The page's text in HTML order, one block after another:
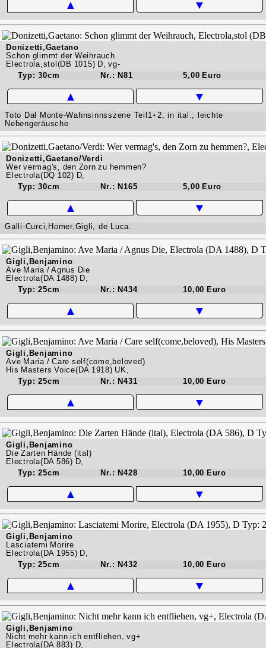
▲ ▼
Donizetti,Gaetano
Schon glimmt der Weihrauch
Electrola,stol(DB 1015) D, vg-
Typ: 30cm
Nr.: N81 5,00 Euro
▲ ▼
Toto Dal Monte-Wahnsinnsszene Teil1+2, in ital., leichte
Nebengeräusche
Donizetti,Gaetano/Verdi
Wer vermag's, den Zorn zu hemmen?
Electrola(DQ 102) D,
Typ: 30cm
Nr.: N165 5,00 Euro
▲ ▼
Galli-Curci,Homer,Gigli, de Luca.
Gigli,Benjamino
Ave Maria / Agnus Die
Electrola(DA 1488) D,
Typ: 25cm
Nr.: N434 10,00 Euro
▲ ▼
Gigli,Benjamino
Ave Maria / Care self(come,beloved)
His Masters Voice(DA 1918) UK,
Typ: 25cm
Nr.: N431 10,00 Euro
▲ ▼
Gigli,Benjamino
Die Zarten Hände (ital)
Electrola(DA 586) D,
Typ: 25cm
Nr.: N428 10,00 Euro
▲ ▼
Gigli,Benjamino
Lasciatemi Morire
Electrola(DA 1955) D,
Typ: 25cm
Nr.: N432 10,00 Euro
▲ ▼
Gigli,Benjamino
Nicht mehr kann ich entfliehen, vg+
Electrola(DA 883) D,